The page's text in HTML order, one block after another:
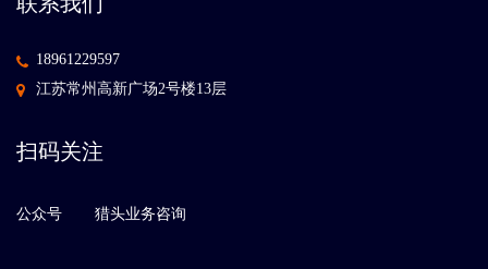
18961229597
江苏常州高新广场2号楼13层
扫码关注
公众号 猎头业务咨询